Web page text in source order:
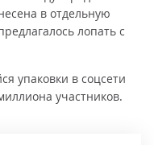
в отдельную
лопать с
упаковки в соцсети
участников.